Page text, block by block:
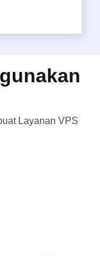
Layanan VPS